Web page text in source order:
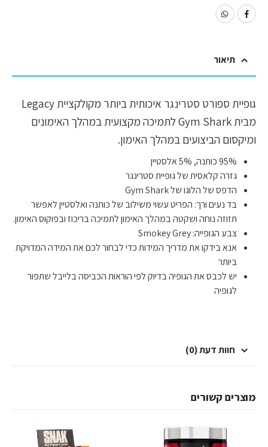
תיאור
גופיית ספורט סטרינגר איכותית ביותר מקולקציית Legacy
מבית Gym Shark לתמיכה מקצועית במהלך האימונים
ומיקסום הביצועים במהלך האימון.
95% כותנה, 5% אלסטיין
גזרה קלאסית של גופיית סטרינגר
הדפס של הלוגו של Gym Shark
בד נעים ורך: הפריט עשוי משילוב של כותנה ואלסטיין לאפשר
תזוזה נוחה ושקטה במהלך האימון לתמיכה בריכוז ובפוקוס האימון.
צבע הגופייה: Smokey Grey
אנא בידקו את מדריך המידות כדי לבחור לכם את המידה המדויקת
ביותר
יש לכבס את הגופיה בדיוק לפי הוראות הכביסה בלייבל שתפור
לגופיה
חוות דעת (0)
מוצרים קשורים